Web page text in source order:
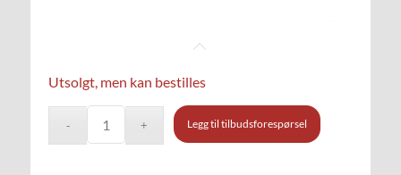
Utsolgt, men kan bestilles
Legg til tilbudsforespørsel